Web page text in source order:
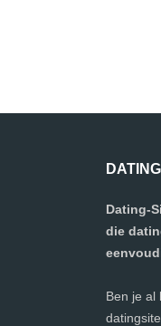
Dating-
die
Ben je al